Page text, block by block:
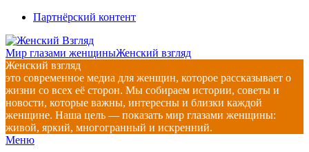
Перейти
содержимому
Партнёрский контент
Мир глазами женщиныЖенский взгляд
Женский взгляд
это современное медиа для женщин, которое рассказывает о
жизни со всех её сторон. Мы собираем истории, советы и
новости, которые важны, интересны и близки каждой
женщине. Наша цель — показать мир глазами женщины:
живой, яркий, многогранный и искренний.
Главное
Меню